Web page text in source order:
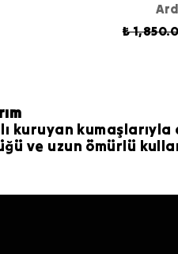
₺
kuruyan
ve uzun ömürlü